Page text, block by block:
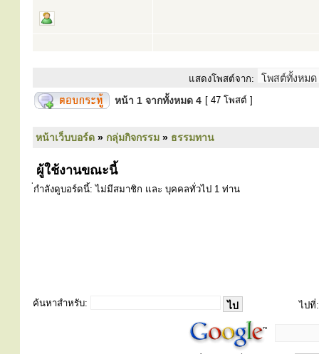
แสดงโพสต์จาก:
หน้า 1 จากทั้งหมด 4 [ 47 โพสต์ ]
หน้าเว็บบอร์ด » กลุ่มกิจกรรม » ธรรมทาน
ผู้ใช้งานขณะนี้
่กำลังดูบอร์ดนี้: ไม่มีสมาชิก และ บุคคลทั่วไป 1 ท่าน
ค้นหาสำหรับ: ไปที่: